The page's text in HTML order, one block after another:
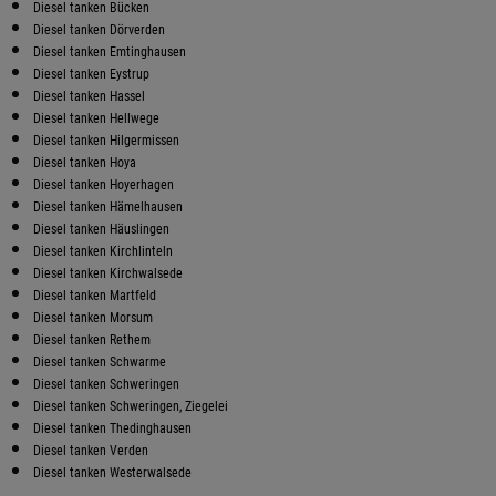
Diesel tanken Bücken
Diesel tanken Dörverden
Diesel tanken Emtinghausen
Diesel tanken Eystrup
Diesel tanken Hassel
Diesel tanken Hellwege
Diesel tanken Hilgermissen
Diesel tanken Hoya
Diesel tanken Hoyerhagen
Diesel tanken Hämelhausen
Diesel tanken Häuslingen
Diesel tanken Kirchlinteln
Diesel tanken Kirchwalsede
Diesel tanken Martfeld
Diesel tanken Morsum
Diesel tanken Rethem
Diesel tanken Schwarme
Diesel tanken Schweringen
Diesel tanken Schweringen, Ziegelei
Diesel tanken Thedinghausen
Diesel tanken Verden
Diesel tanken Westerwalsede